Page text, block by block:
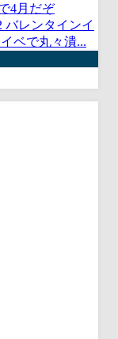
4月だぞ
バレンタインイ
ベで丸々潰...